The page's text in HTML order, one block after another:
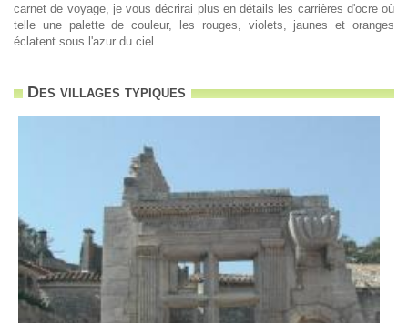
carnet de voyage, je vous décrirai plus en détails les carrières d'ocre où
telle une palette de couleur, les rouges, violets, jaunes et oranges
éclatent sous l'azur du ciel.
Des villages typiques